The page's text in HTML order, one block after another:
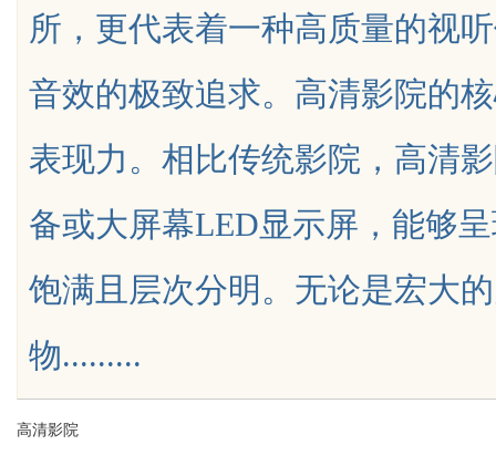
所，更代表着一种高质量的视
音效的极致追求。高清影院的
表现力。相比传统影院，高清
备或大屏幕LED显示屏，能够
饱满且层次分明。无论是宏大
物.........
高清影院